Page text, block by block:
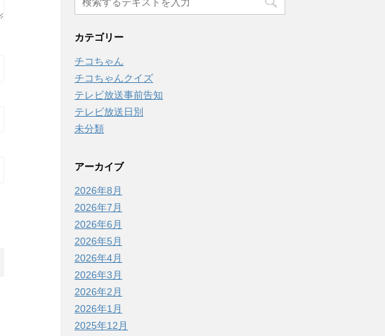
カテゴリー
チコちゃん
チコちゃんクイズ
テレビ放送事前告知
テレビ放送日別
未分類
アーカイブ
2026年8月
2026年7月
2026年6月
2026年5月
2026年4月
2026年3月
2026年2月
2026年1月
2025年12月